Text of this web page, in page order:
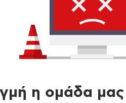
η ομάδα μας